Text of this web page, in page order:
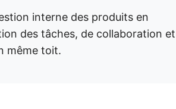
interne des produits en
des tâches, de collaboration et
même toit.